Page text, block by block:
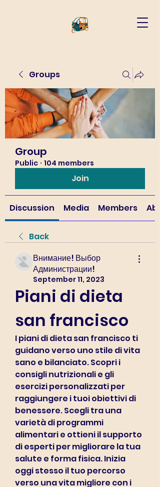
Groups
Group
Public · 104 members
Join
Discussion Media Members
Back
Внимание! Выбор
Администрации!
September 11, 2023
Piani di dieta
san francisco
I piani di dieta san francisco ti
guidano verso uno stile di vita
sano e bilanciato. Scopri i
consigli nutrizionali e gli
esercizi personalizzati per
raggiungere i tuoi obiettivi di
benessere. Scegli tra una
varietà di programmi
alimentari e ottieni il supporto
di esperti per migliorare la tua
salute e forma fisica. Inizia
oggi stesso il tuo percorso
verso una vita migliore con i